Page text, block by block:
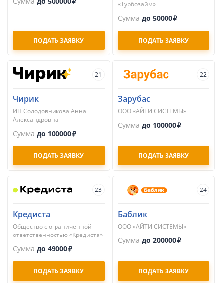
ПОДАТЬ ЗАЯВКУ
«Турбозайм»
Сумма до 50000
ПОДАТЬ ЗАЯВКУ
21
Чирик
ИП Солодовникова Анна
Александровна
Сумма до 100000
ПОДАТЬ ЗАЯВКУ
22
Зарубас
ООО «АЙТИ СИСТЕМЫ»
Сумма до 100000
ПОДАТЬ ЗАЯВКУ
23
Кредиста
Общество с ограниченной
ответственностью «Кредиста»
Сумма до 49000
ПОДАТЬ ЗАЯВКУ
24
Баблик
ООО «АЙТИ СИСТЕМЫ»
Сумма до 200000
ПОДАТЬ ЗАЯВКУ